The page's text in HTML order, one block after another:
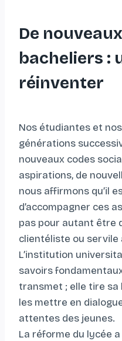
De
bacheliers :
réinventer
Nos étudiantes et
générations
nouveaux codes
aspirations, de
nous affirmons qu’il
d’accompagner ces
pas pour autant être
clientéliste ou servile
L’institution
savoirs
transmet ; elle tire sa
les mettre en
attentes des jeunes.
La réforme du lycée